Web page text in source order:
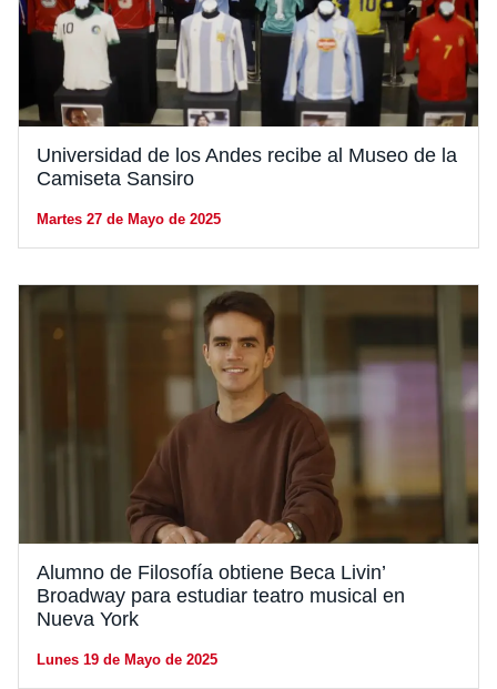
Estudiantes Alumni Académicos
Universidad de los Andes recibe al Museo de la
Camiseta Sansiro
Martes 27 de Mayo de 2025
Alumno de Filosofía obtiene Beca Livin’
Broadway para estudiar teatro musical en
Nueva York
Lunes 19 de Mayo de 2025